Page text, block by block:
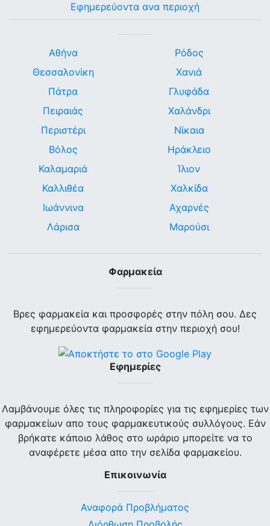
Εφημερεύοντα ανα περιοχή
Αθήνα
Θεσσαλονίκη
Πάτρα
Πειραιάς
Περιστέρι
Βόλος
Καλαμαριά
Καλλιθέα
Ιωάννινα
Λάρισα
Ρόδος
Χανιά
Γλυφάδα
Χαλάνδρι
Νίκαια
Ηράκλειο
Ίλιον
Χαλκίδα
Αχαρνές
Μαρούσι
Φαρμακεία
Βρες φαρμακεία και προσφορές στην πόλη σου. Δες
εφημερεύοντα φαρμακεία στην περιοχή σου!
Εφημερίες
Λαμβάνουμε όλες τις πληροφορίες για τις εφημερίες των
φαρμακείων απο τους φαρμακευτικούς συλλόγους. Εάν
βρήκατε κάποιο λάθος στο ωράριο μπορείτε να το
αναφέρετε μέσα απο την σελίδα φαρμακείου.
Επικοινωνία
Αναφορά Προβλήματος